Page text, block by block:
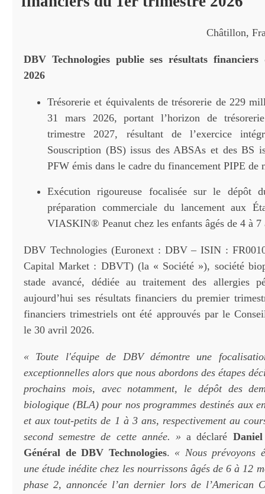
Châtillon,
DBV Technologies publie ses résultats
2026
Trésorerie et équivalents de trésorerie de 229
31 mars 2026, portant l’horizon de trésorerie
trimestre 2027, résultant de l’exercice
Souscription (BS) issus des ABSAs et des BS
PFW émis dans le cadre du financement PIPE de
Exécution rigoureuse focalisée sur le
préparation commerciale du lancement aux
VIASKIN® Peanut chez les enfants âgés de 4 à 7
DBV Technologies (Euronext : DBV – ISIN :
Capital Market : DBVT) (la « Société »), société
stade avancé, dédiée au traitement des allergies
aujourd’hui ses résultats financiers du premier
financiers trimestriels ont été approuvés par le
le 30 avril 2026.
« Toute l'équipe de DBV démontre une
exceptionnelles alors que nous abordons des étapes
prochains mois, avec notamment, le dépôt des
biologique (BLA) pour nos programmes destinés aux
et aux tout-petits de 1 à 3 ans, respectivement au
second semestre de cette année. » a déclaré
Général de DBV Technologies. « Nous prévoyons
une étude inédite chez les nourrissons âgés de 6 à 12
phase 2, annoncée l’an dernier lors de l’American